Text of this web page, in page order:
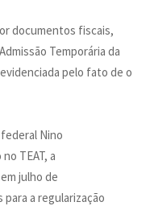
documentos fiscais,
Temporária da
pelo fato de o
Nino
TEAT, a
julho de
a regularização